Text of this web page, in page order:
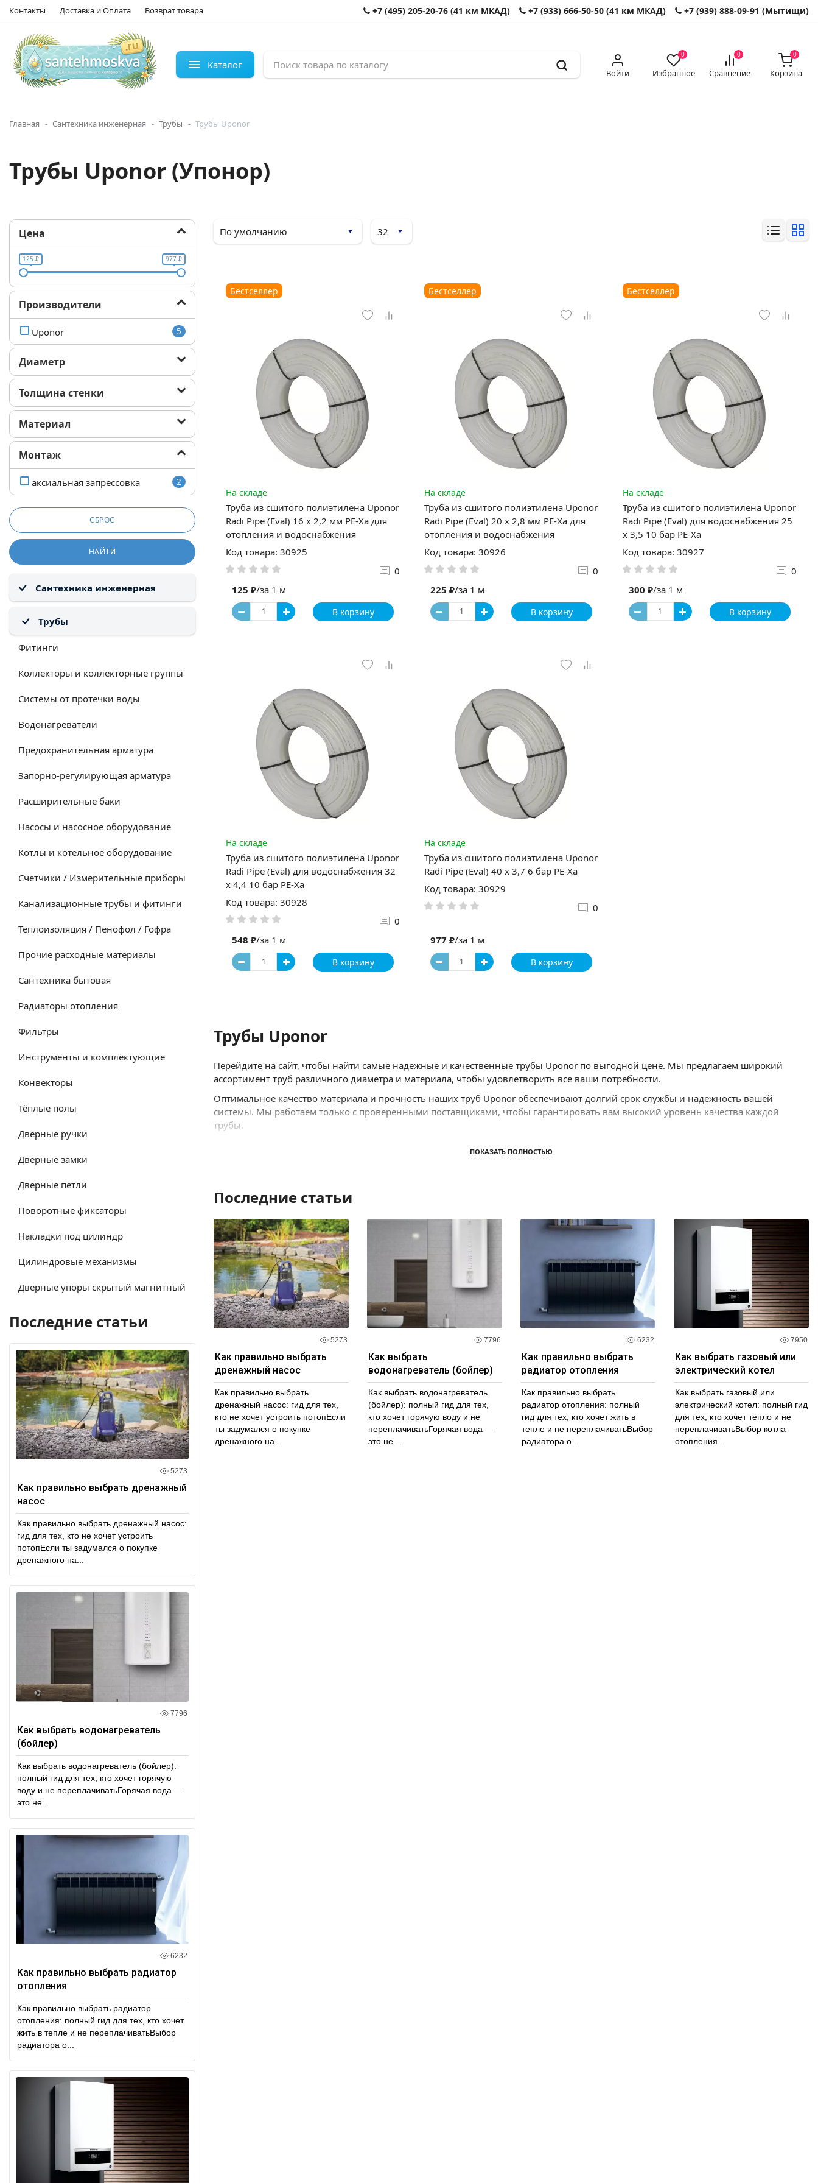
Контакты Доставка и Оплата Возврат товара +7 (495) 205-20-76 (41 км МКАД) +7 (933) 666-50-50 (41 км МКАД) +7 (939) 888-09-91 (Мытищи)
Каталог
Войти
0
Избранное
0
Сравнение
0
Корзина
Главная Сантехника инженерная Трубы Трубы Uponor
Трубы Uponor (Упонор)
Цена
125 ₽ 977 ₽
Производители
Uponor 5
Диаметр
Толщина стенки
Материал
Монтаж
аксиальная запрессовка 2
СБРОС
НАЙТИ
Сантехника инженерная
Трубы
Фитинги
Коллекторы и коллекторные группы
Системы от протечки воды
Водонагреватели
Предохранительная арматура
Запорно-регулирующая арматура
Расширительные баки
Насосы и насосное оборудование
Котлы и котельное оборудование
Счетчики / Измерительные приборы
Канализационные трубы и фитинги
Теплоизоляция / Пенофол / Гофра
Прочие расходные материалы
Сантехника бытовая
Радиаторы отопления
Фильтры
Инструменты и комплектующие
Конвекторы
Тёплые полы
Дверные ручки
Дверные замки
Дверные петли
Поворотные фиксаторы
Накладки под цилиндр
Цилиндровые механизмы
Дверные упоры скрытый магнитный
Последние статьи
5273
Как правильно выбрать дренажный
насос
Как правильно выбрать дренажный насос:
гид для тех, кто не хочет устроить
потопЕсли ты задумался о покупке
дренажного на...
7796
Как выбрать водонагреватель
(бойлер)
Как выбрать водонагреватель (бойлер):
полный гид для тех, кто хочет горячую
воду и не переплачиватьГорячая вода —
это не...
6232
Как правильно выбрать радиатор
отопления
Как правильно выбрать радиатор
отопления: полный гид для тех, кто хочет
жить в тепле и не переплачиватьВыбор
радиатора о...
Бестселлер
На складе
Труба из сшитого полиэтилена Uponor
Radi Pipe (Eval) 16 x 2,2 мм PE-Xa для
отопления и водоснабжения
Код товара: 30925
0
125 ₽/за 1 м
В корзину
Бестселлер
На складе
Труба из сшитого полиэтилена Uponor
Radi Pipe (Eval) 20 x 2,8 мм PE-Xa для
отопления и водоснабжения
Код товара: 30926
0
225 ₽/за 1 м
В корзину
Бестселлер
На складе
Труба из сшитого полиэтилена Uponor
Radi Pipe (Eval) для водоснабжения 25
x 3,5 10 бар PE-Xa
Код товара: 30927
0
300 ₽/за 1 м
В корзину
На складе
Труба из сшитого полиэтилена Uponor
Radi Pipe (Eval) для водоснабжения 32
x 4,4 10 бар PE-Xa
Код товара: 30928
0
548 ₽/за 1 м
В корзину
На складе
Труба из сшитого полиэтилена Uponor
Radi Pipe (Eval) 40 x 3,7 6 бар PE-Xa
Код товара: 30929
0
977 ₽/за 1 м
В корзину
Трубы Uponor
Перейдите на сайт, чтобы найти самые надежные и качественные трубы Uponor по выгодной цене. Мы предлагаем широкий
ассортимент труб различного диаметра и материала, чтобы удовлетворить все ваши потребности.
Оптимальное качество материала и прочность наших труб Uponor обеспечивают долгий срок службы и надежность вашей
системы. Мы работаем только с проверенными поставщиками, чтобы гарантировать вам высокий уровень качества каждой
трубы.
подходят для использования в водопроводных, отопительных и других системах.
готова помочь вам выбрать наиболее подходящие трубы и предоставить индивидуальную консультацию.
Надежность, качество и профессионализм - все это вы найдете в нашей категории "Трубы Uponor". Закажите их прямо сейчас и
обеспечьте безупречную работу вашей системы!
ПОКАЗАТЬ ПОЛНОСТЬЮ
Последние статьи
5273
Как правильно выбрать
дренажный насос
Как правильно выбрать
дренажный насос: гид для тех,
кто не хочет устроить потопЕсли
ты задумался о покупке
дренажного на...
7796
Как выбрать
водонагреватель (бойлер)
Как выбрать водонагреватель
(бойлер): полный гид для тех,
кто хочет горячую воду и не
переплачиватьГорячая вода —
это не...
6232
Как правильно выбрать
радиатор отопления
Как правильно выбрать
радиатор отопления: полный
гид для тех, кто хочет жить в
тепле и не переплачиватьВыбор
радиатора о...
7950
Как выбрать газовый или
электрический котел
Как выбрать газовый или
электрический котел: полный гид
для тех, кто хочет тепло и не
переплачиватьВыбор котла
отопления...